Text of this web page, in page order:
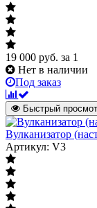
19 000 руб. за 1
Нет в наличии
Под заказ
Быстрый
Вулканизатор
Артикул: V3